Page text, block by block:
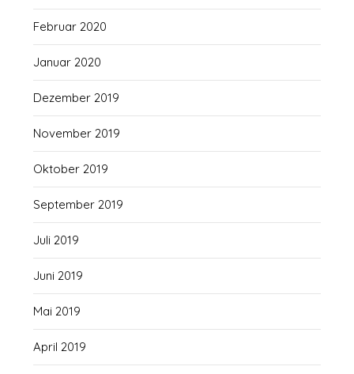
Februar 2020
Januar 2020
Dezember 2019
November 2019
Oktober 2019
September 2019
Juli 2019
Juni 2019
Mai 2019
April 2019